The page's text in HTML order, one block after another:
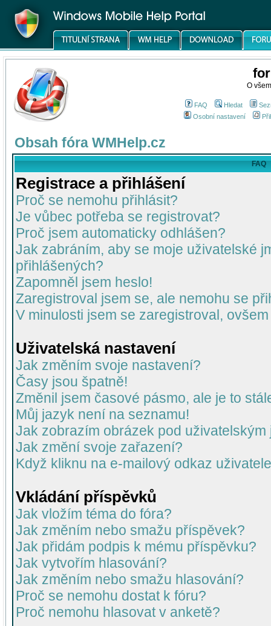
O
FAQ Hledat
Osobní nastavení
Obsah fóra WMHelp.cz
FAQ
Registrace a přihlášení
Proč se nemohu přihlásit?
Je vůbec potřeba se registrovat?
Proč jsem automaticky odhlášen?
Jak zabráním, aby se moje uživatelské
přihlášených?
Zapomněl jsem heslo!
Zaregistroval jsem se, ale nemohu se
V minulosti jsem se zaregistroval,
Uživatelská nastavení
Jak změním svoje nastavení?
Časy jsou špatně!
Změnil jsem časové pásmo, ale je to
Můj jazyk není na seznamu!
Jak zobrazím obrázek pod uživatelským
Jak změní svoje zařazení?
Když kliknu na e-mailový odkaz
Vkládání příspěvků
Jak vložím téma do fóra?
Jak změním nebo smažu příspěvek?
Jak přidám podpis k mému příspěvku?
Jak vytvořím hlasování?
Jak změním nebo smažu hlasování?
Proč se nemohu dostat k fóru?
Proč nemohu hlasovat v anketě?